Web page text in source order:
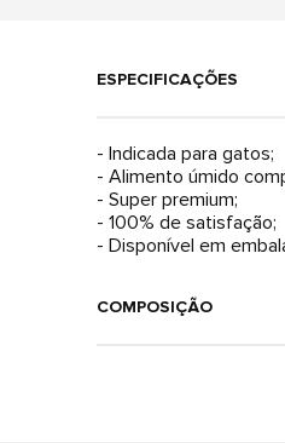
ESPECIFICAÇÕES
- Indicada para gatos;
- Alimento úmido
- Super premium;
- 100% de satisfação;
- Disponível em
COMPOSIÇÃO